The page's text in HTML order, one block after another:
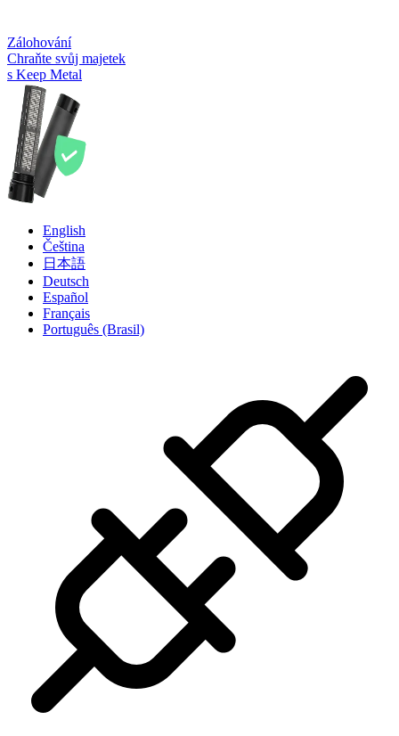
Zálohování
Chraňte svůj majetek
s Keep Metal
English
Čeština
日本語
Deutsch
Español
Français
Português (Brasil)